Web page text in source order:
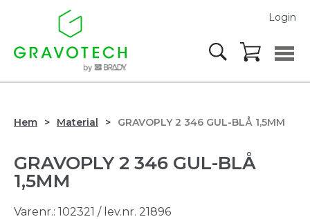
Login
Hem Material GRAVOPLY 2 346 GUL-BLÅ 1,5MM
GRAVOPLY 2 346 GUL-BLÅ
1,5MM
Varenr.: 102321 / lev.nr. 21896